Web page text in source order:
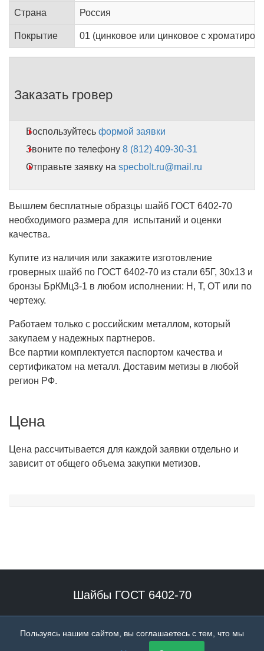
Страна Россия
Покрытие 01 (цинковое или цинковое с
Заказать гровер
Воспользуйтесь формой заявки
Звоните по телефону 8 (812) 409-30-31
Отправьте заявку на specbolt.ru@mail.ru
Вышлем бесплатные образцы шайб ГОСТ 6402-70
необходимого размера для испытаний и оценки
качества.
Купите из наличия или закажите изготовление
гроверных шайб по ГОСТ 6402-70 из стали 65Г, 30х13 и
бронзы БрКМц3-1 в любом исполнении: Н, Т, ОТ или по
чертежу.
Работаем только с российским металлом, который
закупаем у надежных партнеров.
Все партии комплектуется паспортом качества и
сертификатом на металл. Доставим метизы в любой
регион РФ.
Цена
Цена рассчитывается для каждой заявки отдельно и
зависит от общего объема закупки метизов.
Шайбы ГОСТ 6402-70
высокого качества.
Пользуясь нашим сайтом, вы соглашаетесь с тем, что мы